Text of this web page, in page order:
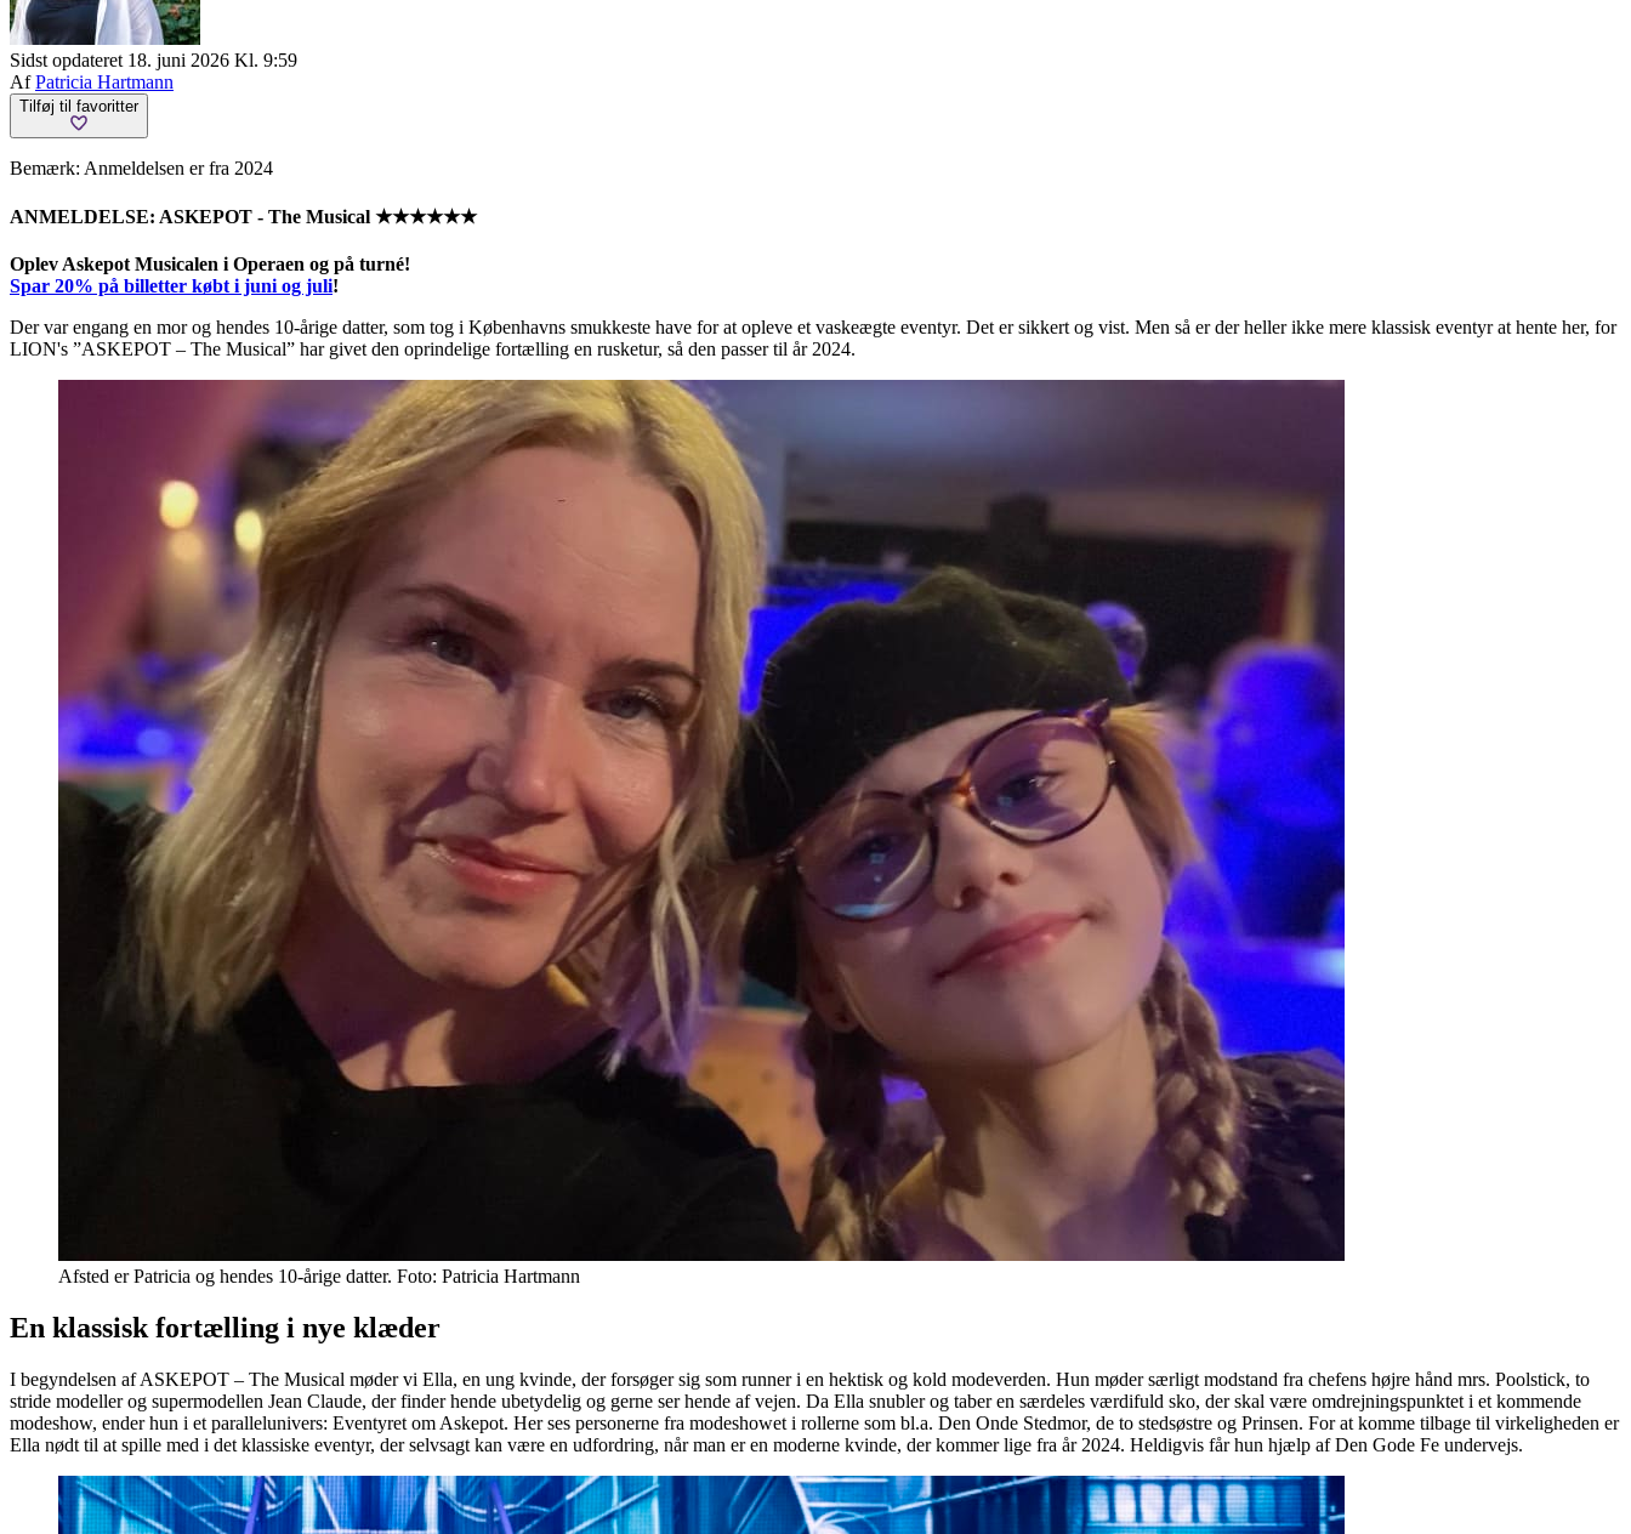
Sidst opdateret 18. juni 2026 Kl. 9:59
AfPatricia Hartmann
Tilføj til favoritter
Bemærk: Anmeldelsen er fra 2024
ANMELDELSE: ASKEPOT - The Musical ★★★★★★
Oplev Askepot Musicalen i Operaen og på turné!
Spar 20% på billetter købt i juni og juli!
Der var engang en mor og hendes 10-årige datter, som tog i Københavns smukkeste have for at opleve et vaskeægte eventyr. Det er sikkert og vist. Men så er der heller ikke mere klassisk eventyr at hente her, for
LION's ”ASKEPOT – The Musical” har givet den oprindelige fortælling en rusketur, så den passer til år 2024.
Afsted er Patricia og hendes 10-årige datter. Foto: Patricia Hartmann
En klassisk fortælling i nye klæder
I begyndelsen af ASKEPOT – The Musical møder vi Ella, en ung kvinde, der forsøger sig som runner i en hektisk og kold modeverden. Hun møder særligt modstand fra chefens højre hånd mrs. Poolstick, to
stride modeller og supermodellen Jean Claude, der finder hende ubetydelig og gerne ser hende af vejen. Da Ella snubler og taber en særdeles værdifuld sko, der skal være omdrejningspunktet i et kommende
modeshow, ender hun i et parallelunivers: Eventyret om Askepot. Her ses personerne fra modeshowet i rollerne som bl.a. Den Onde Stedmor, de to stedsøstre og Prinsen. For at komme tilbage til virkeligheden er
Ella nødt til at spille med i det klassiske eventyr, der selvsagt kan være en udfordring, når man er en moderne kvinde, der kommer lige fra år 2024. Heldigvis får hun hjælp af Den Gode Fe undervejs.